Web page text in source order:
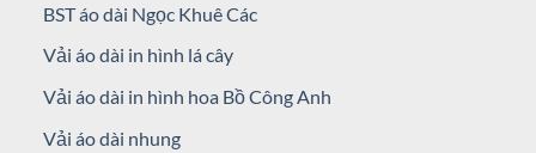
vai-ao-dai-in-hinh-hoa-nho-tren-duoi-mau-xanh-la
BST áo dài Ngọc Khuê Các
Vải áo dài in hình lá cây
Vải áo dài in hình hoa Bồ Công Anh
Vải áo dài nhung